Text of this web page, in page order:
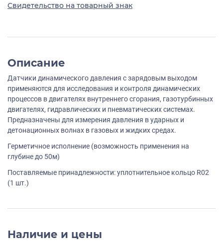
Свидетельство на товарный знак
Описание
Датчики динамического давления с зарядовым выходом
применяются для исследования и контроля динамических
процессов в двигателях внутреннего сгорания, газотурбинных
двигателях, гидравлических и пневматических системах.
Предназначены для измерения давления в ударных и
детонационных волнах в газовых и жидких средах.
Герметичное исполнение (возможность применения на
глубине до 50м)
Поставляемые принадлежности: уплотнительное кольцо R02
(1 шт.)
Наличие и цены